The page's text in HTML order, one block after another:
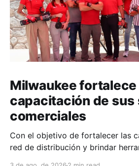
Milwaukee fortalece
capacitación de sus
comerciales
Con el objetivo de fortalecer las
red de distribución y brindar